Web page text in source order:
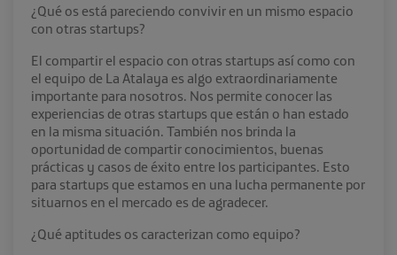
¿Qué os está pareciendo convivir en un mismo espacio
con otras startups?
El compartir el espacio con otras startups así como con
el equipo de La Atalaya es algo extraordinariamente
importante para nosotros. Nos permite conocer las
experiencias de otras startups que están o han estado
en la misma situación. También nos brinda la
oportunidad de compartir conocimientos, buenas
prácticas y casos de éxito entre los participantes. Esto
para startups que estamos en una lucha permanente por
situarnos en el mercado es de agradecer.
¿Qué aptitudes os caracterizan como equipo?